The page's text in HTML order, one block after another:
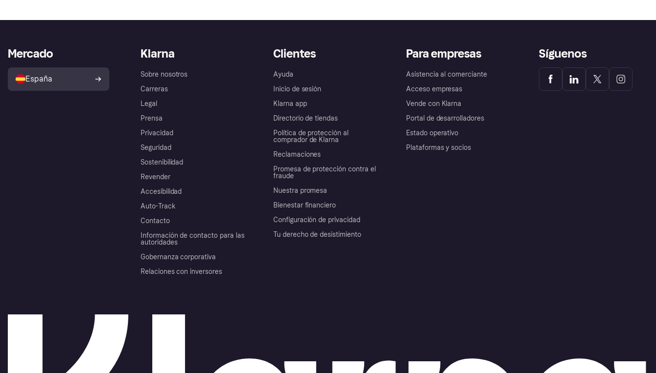
Klarna
Sobre nosotros
Carreras
Legal
Prensa
Privacidad
Seguridad
Sostenibilidad
Revender
Accesibilidad
Auto-Track
Contacto
Información de contacto para las
autoridades
Gobernanza corporativa
Relaciones con inversores
Clientes
Ayuda
Inicio de sesión
Klarna app
Directorio de tiendas
Política de protección al
comprador de Klarna
Reclamaciones
Promesa de protección contra el
fraude
Nuestra promesa
Bienestar financiero
Configuración de privacidad
Tu derecho de desistimiento
Para empresas
Asistencia al comerciante
Acceso empresas
Vende con Klarna
Portal de desarrolladores
Estado operativo
Plataformas y socios
Mercado
España
Síguenos